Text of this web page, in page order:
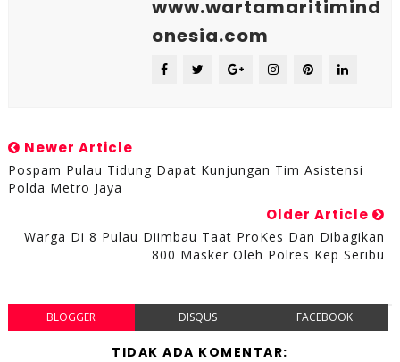
www.wartamaritimind
onesia.com
Newer Article
Pospam Pulau Tidung Dapat Kunjungan Tim Asistensi
Polda Metro Jaya
Older Article
Warga Di 8 Pulau Diimbau Taat ProKes Dan Dibagikan
800 Masker Oleh Polres Kep Seribu
BLOGGER DISQUS FACEBOOK
TIDAK ADA KOMENTAR: